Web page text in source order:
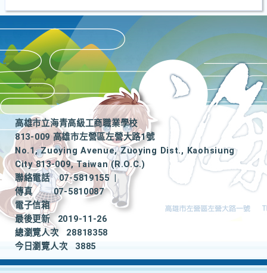
高雄市立海青高級工商職業學校
813-009 高雄市左營區左營大路1號
No.1, Zuoying Avenue, Zuoying Dist., Kaohsiung
City 813-009, Taiwan (R.O.C.)
聯絡電話
07-5819155
|
傳真
07-5810087
電子信箱
最後更新
2019-11-26
總瀏覽人次
28818358
今日瀏覽人次
3885